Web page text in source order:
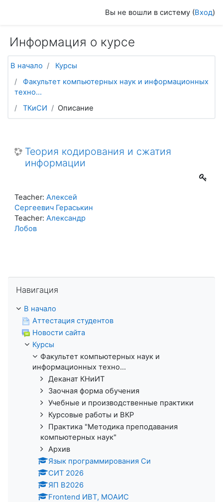
Вы не вошли в систему (Вход)
Информация о курсе
В начало
Курсы
Факультет компьютерных наук и информационных
техно...
ТКиСИ
Описание
Теория кодирования и сжатия
информации
Teacher: Алексей
Сергеевич Гераськин
Teacher: Александр
Лобов
Навигация
В начало
Аттестация студентов
Новости сайта
Курсы
Факультет компьютерных наук и
информационных техно...
Деканат КНиИТ
Заочная форма обучения
Учебные и производственные практики
Курсовые работы и ВКР
Практика "Методика преподавания
компьютерных наук"
Архив
Язык программирования Си
СИТ 2026
ЯП В2026
Frontend ИВТ, МОАИС